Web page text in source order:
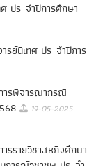
ประจําปีการศึกษา
รย์นิเทศ ประจําปีการ
ารพิจารณากรณี
19-05-2025
รรายวิชาสหกิจศึกษา